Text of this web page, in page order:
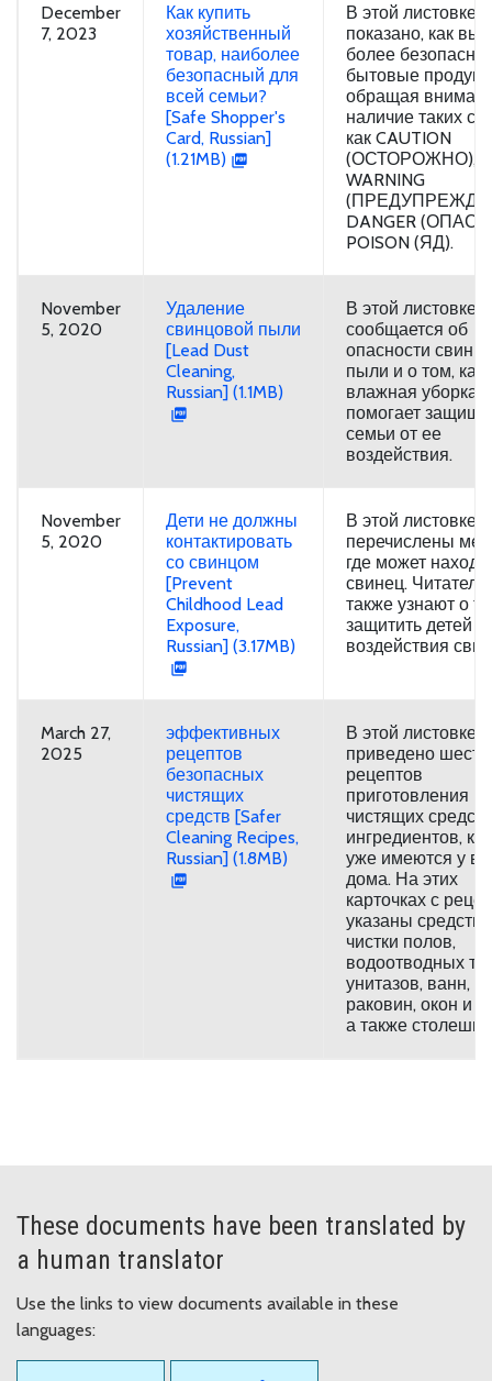
December
7, 2023
Как купить
хозяйственный
товар, наиболее
безопасный для
всей семьи?
[Safe Shopper's
Card, Russian]
(1.21MB)
В этой листовке
показано, как
более
бытовые
обращая
наличие таких
как CAUTION
(ОСТОРОЖНО),
WARNING
DANGER
POISON (ЯД).
November
5, 2020
Удаление
свинцовой пыли
[Lead Dust
Cleaning,
Russian] (1.1MB)
В этой листовке
сообщается об
опасности
пыли и о том, как
влажная уборка
помогает
семьи от ее
воздействия.
November
5, 2020
Дети не должны
контактировать
со свинцом
[Prevent
Childhood Lead
Exposure,
Russian] (3.17MB)
В этой листовке
перечислены
где может
свинец. Читатели
также узнают о
защитить детей
воздействия
March 27,
2025
эффективных
рецептов
безопасных
чистящих
средств [Safer
Cleaning Recipes,
Russian] (1.8MB)
В этой листовке
приведено шесть
рецептов
приготовления
чистящих
ингредиентов,
уже имеются у
дома. На этих
карточках с
указаны
чистки полов,
водоотводных
унитазов, ванн,
раковин, окон и
а также
These documents have been translated by
a human translator
Use the links to view documents available in these
languages: